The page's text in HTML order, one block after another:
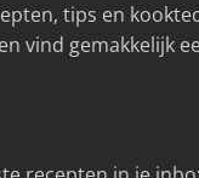
tips en
vind gemakkelijk